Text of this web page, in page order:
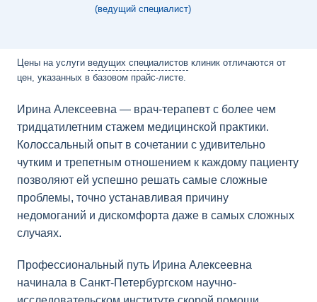
(ведущий специалист)
Цены на услуги ведущих специалистов клиник отличаются от
цен, указанных в базовом прайс-листе.
Ирина Алексеевна — врач-терапевт с более чем
тридцатилетним стажем медицинской практики.
Колоссальный опыт в сочетании с удивительно
чутким и трепетным отношением к каждому пациенту
позволяют ей успешно решать самые сложные
проблемы, точно устанавливая причину
недомоганий и дискомфорта даже в самых сложных
случаях.
Профессиональный путь Ирина Алексеевна
начинала в Санкт-Петербургском научно-